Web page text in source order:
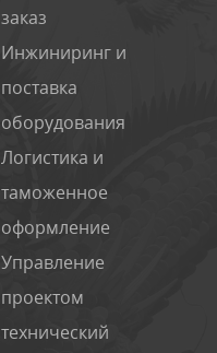
заказ
Инжиниринг и
поставка
оборудования
Логистика и
таможенное
оформление
Управление
проектом
технический